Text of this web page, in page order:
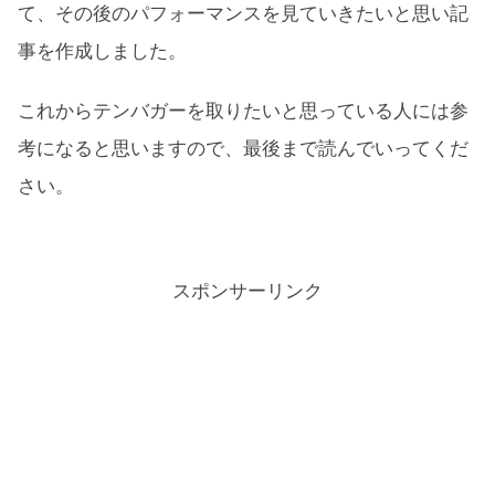
て、その後のパフォーマンスを見ていきたいと思い記
事を作成しました。
これからテンバガーを取りたいと思っている人には参
考になると思いますので、最後まで読んでいってくだ
さい。
スポンサーリンク